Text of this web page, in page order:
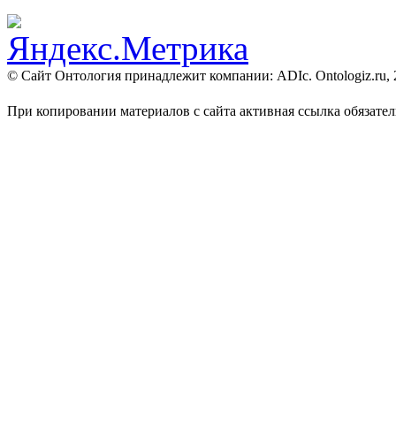
© Сайт Онтология принадлежит компании: ADIc. Ontologiz.ru,
При копировании материалов с сайта активная ссылка